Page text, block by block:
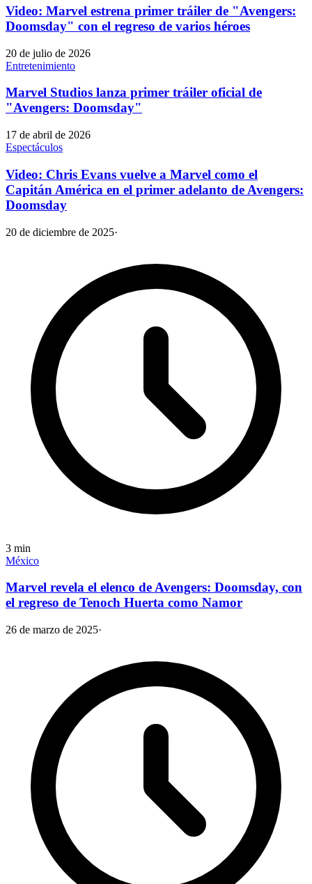
Video: Marvel estrena primer tráiler de "Avengers:
Doomsday" con el regreso de varios héroes
20 de julio de 2026
Entretenimiento
Marvel Studios lanza primer tráiler oficial de
"Avengers: Doomsday"
17 de abril de 2026
Espectáculos
Video: Chris Evans vuelve a Marvel como el
Capitán América en el primer adelanto de Avengers:
Doomsday
20 de diciembre de 2025·
3 min
México
Marvel revela el elenco de Avengers: Doomsday, con
el regreso de Tenoch Huerta como Namor
26 de marzo de 2025·